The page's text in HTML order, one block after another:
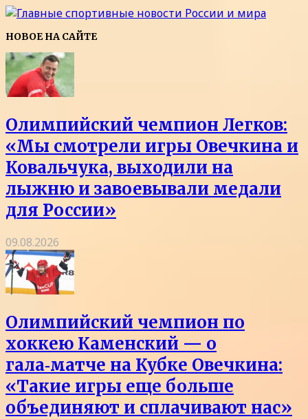
НОВОЕ НА САЙТЕ
Олимпийский чемпион Легков:
«Мы смотрели игры Овечкина и
Ковальчука, выходили на
лыжню и завоевывали медали
для России»
09.08.2026
Олимпийский чемпион по
хоккею Каменский — о
гала‑матче на Кубке Овечкина:
«Такие игры еще больше
объединяют и сплачивают нас»